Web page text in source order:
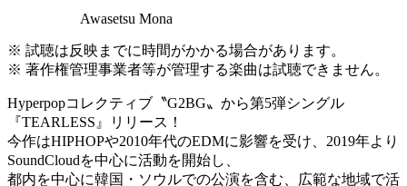
Awasetsu Mona
※ 試聴は反映までに時間がかかる場合があります。
※ 著作権管理事業者等が管理する楽曲は試聴できません。
Hyperpopコレクティブ〝G2BG〟から第5弾シングル
『TEARLESS』リリース！
今作はHIPHOPや2010年代のEDMに影響を受け、2019年より
SoundCloudを中心に活動を開始し、
都内を中心に韓国・ソウルでの公演を含む、広範な地域で活